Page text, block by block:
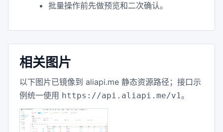
批量操作前先做预览和二次确认。
相关图片
以下图片已镜像到 aliapi.me 静态资源路径；接口示
例统一使用 https://api.aliapi.me/v1。